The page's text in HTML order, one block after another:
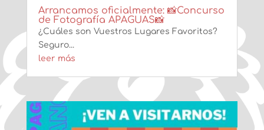
Arrancamos oficialmente: 📸Concurso
de Fotografía APAGUAS📸
¿Cuáles son Vuestros Lugares Favoritos?
Seguro...
leer más